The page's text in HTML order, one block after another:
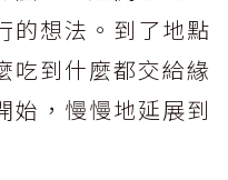
的想法。到了地點
吃到什麼都交給緣
始，慢慢地延展到